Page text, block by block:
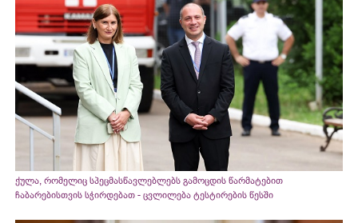
ქულა, რომელიც სპეცმასწავლებლებს გამოცდის წარმატებით
ჩაბარებისთვის სჭირდებათ - ცვლილება ტესტირების წესში